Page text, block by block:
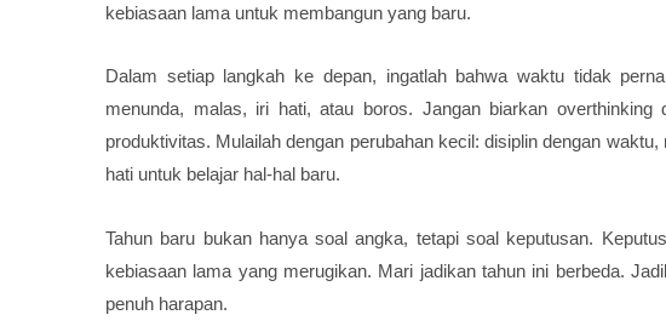
kebiasaan lama untuk membangun yang baru.
Dalam setiap langkah ke depan, ingatlah bahwa waktu tidak
menunda, malas, iri hati, atau boros. Jangan biarkan
produktivitas. Mulailah dengan perubahan kecil: disiplin dengan
hati untuk belajar hal-hal baru.
Tahun baru bukan hanya soal angka, tetapi soal keputusan.
kebiasaan lama yang merugikan. Mari jadikan tahun ini berbeda.
penuh harapan.